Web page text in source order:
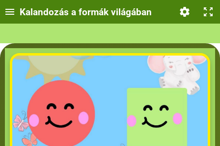
Kalandozás a formák világában